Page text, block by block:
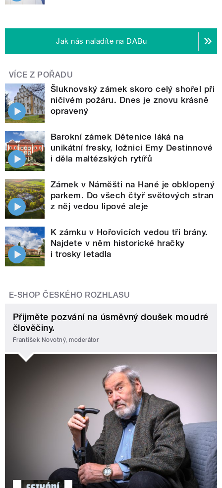
Jak nás naladíte na DABu
VÍCE Z POŘADU
Šluknovský zámek skoro celý shořel při
ničivém požáru. Dnes je znovu krásně
opravený
Barokní zámek Dětenice láká na
unikátní fresky, ložnici Emy Destinnové
i děla maltézských rytířů
Zámek v Náměšti na Hané je obklopený
parkem. Do všech čtyř světových stran
z něj vedou lipové aleje
K zámku v Hořovicích vedou tři brány.
Najdete v něm historické hračky
i trosky letadla
E-SHOP ČESKÉHO ROZHLASU
Přijměte pozvání na úsměvný doušek moudré
člověčiny.
František Novotný, moderátor